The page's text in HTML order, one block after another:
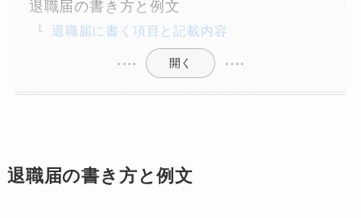
退職届の書き方と例文
退職届に書く項目と記載内容
開く
退職届の書き方と例文